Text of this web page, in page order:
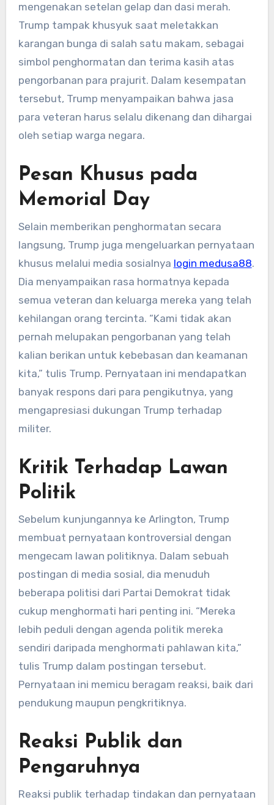
mengenakan setelan gelap dan dasi merah.
Trump tampak khusyuk saat meletakkan
karangan bunga di salah satu makam, sebagai
simbol penghormatan dan terima kasih atas
pengorbanan para prajurit. Dalam kesempatan
tersebut, Trump menyampaikan bahwa jasa
para veteran harus selalu dikenang dan dihargai
oleh setiap warga negara.
Pesan Khusus pada
Memorial Day
Selain memberikan penghormatan secara
langsung, Trump juga mengeluarkan pernyataan
khusus melalui media sosialnya login medusa88.
Dia menyampaikan rasa hormatnya kepada
semua veteran dan keluarga mereka yang telah
kehilangan orang tercinta. “Kami tidak akan
pernah melupakan pengorbanan yang telah
kalian berikan untuk kebebasan dan keamanan
kita,” tulis Trump. Pernyataan ini mendapatkan
banyak respons dari para pengikutnya, yang
mengapresiasi dukungan Trump terhadap
militer.
Kritik Terhadap Lawan
Politik
Sebelum kunjungannya ke Arlington, Trump
membuat pernyataan kontroversial dengan
mengecam lawan politiknya. Dalam sebuah
postingan di media sosial, dia menuduh
beberapa politisi dari Partai Demokrat tidak
cukup menghormati hari penting ini. “Mereka
lebih peduli dengan agenda politik mereka
sendiri daripada menghormati pahlawan kita,”
tulis Trump dalam postingan tersebut.
Pernyataan ini memicu beragam reaksi, baik dari
pendukung maupun pengkritiknya.
Reaksi Publik dan
Pengaruhnya
Reaksi publik terhadap tindakan dan pernyataan